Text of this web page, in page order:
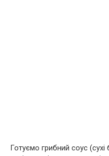
Готуємо грибний соус (сухі